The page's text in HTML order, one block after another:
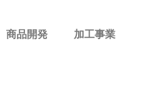
商品開発 加工事業